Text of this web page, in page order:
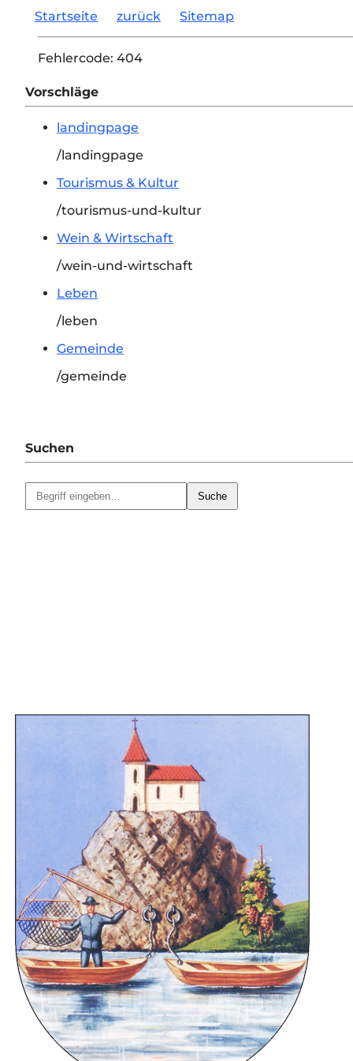
Startseite zurück Sitemap
Fehlercode: 404
Vorschläge
landingpage
/landingpage
Tourismus & Kultur
/tourismus-und-kultur
Wein & Wirtschaft
/wein-und-wirtschaft
Leben
/leben
Gemeinde
/gemeinde
Suchen
Suche